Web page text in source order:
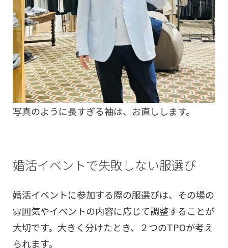
写真のように長すぎる袖は、お直しします。
婚活イベントで失敗しない服選び
婚活イベントに参加する際の服選びは、その場の
雰囲気やイベントの内容に応じて調整することが
大切です。大きく分けたとき、２つのTPOが考え
られます。